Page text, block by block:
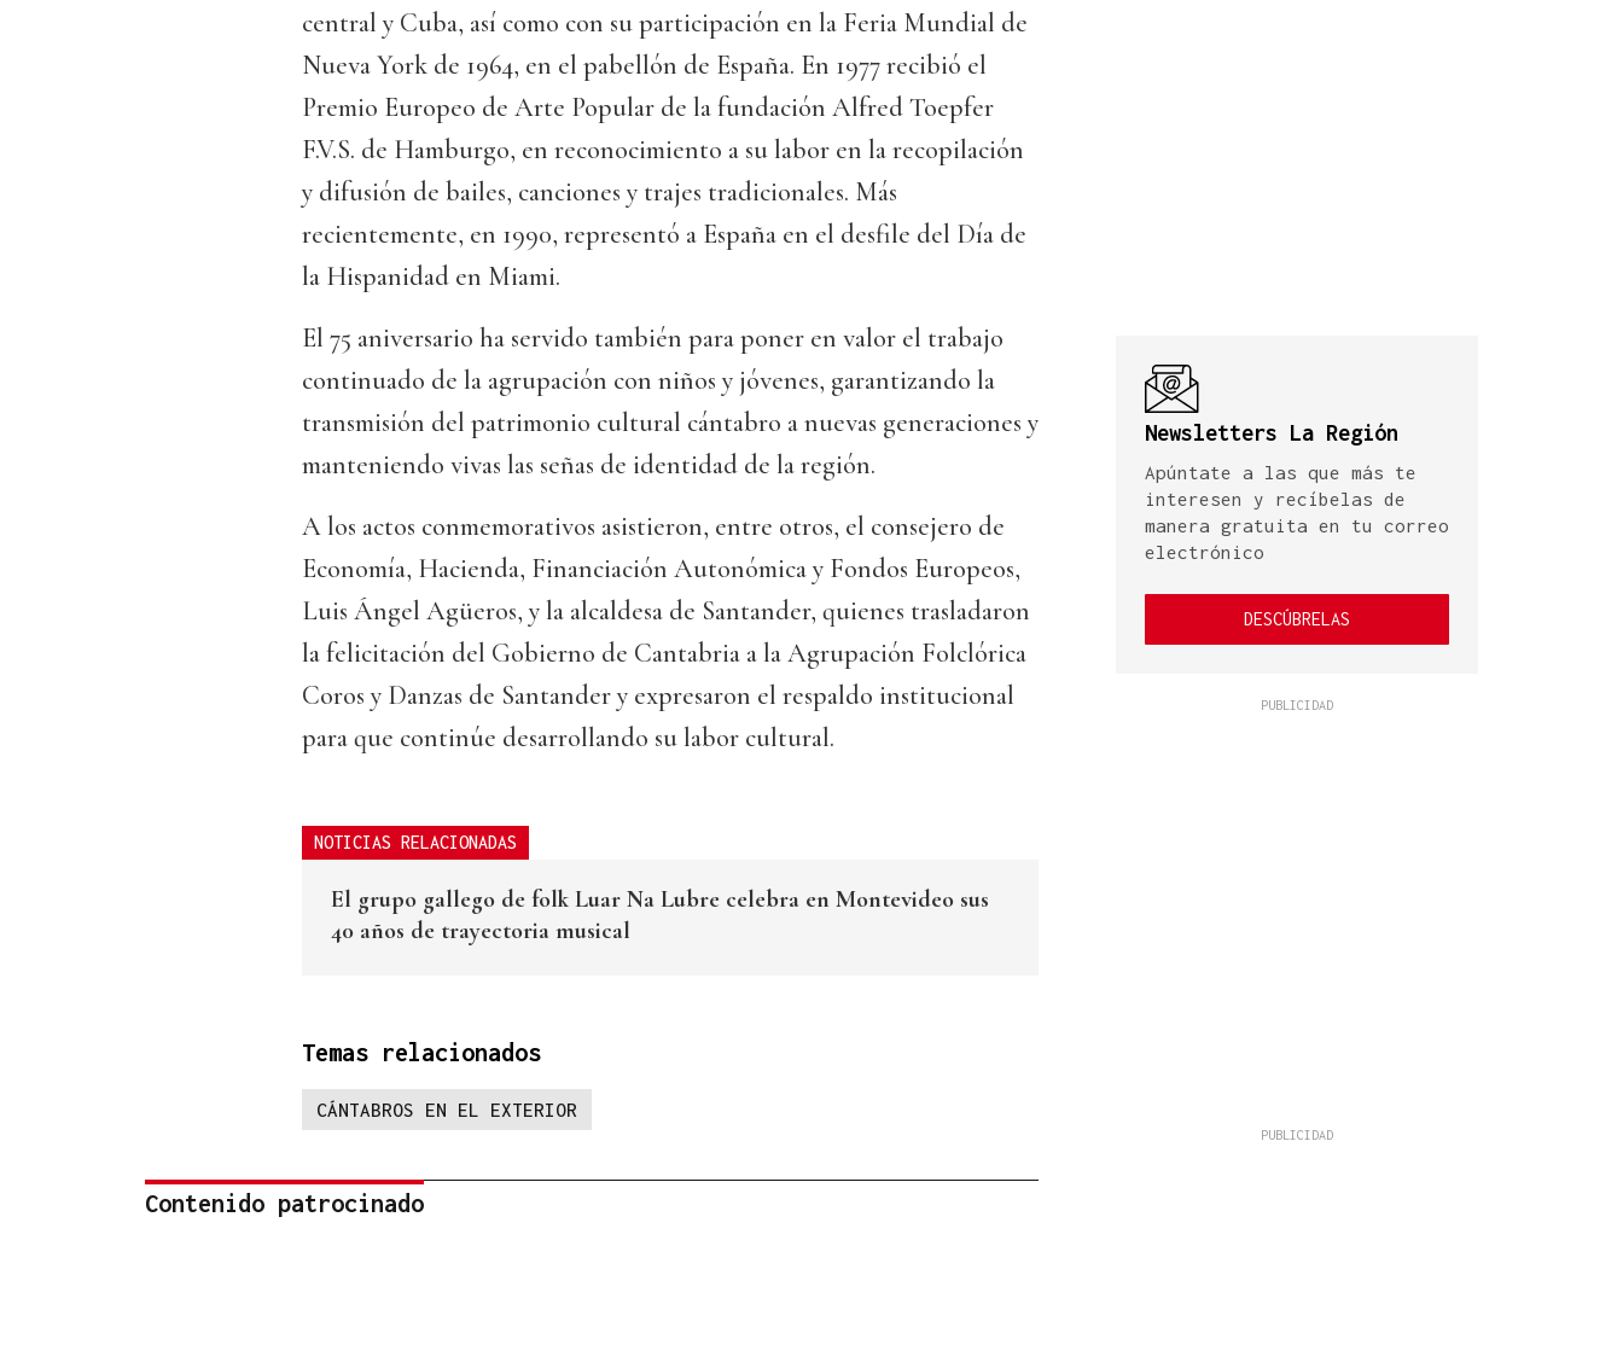
central y Cuba, así como con su participación en la Feria Mundial de
Nueva York de 1964, en el pabellón de España. En 1977 recibió el
Premio Europeo de Arte Popular de la fundación Alfred Toepfer
F.V.S. de Hamburgo, en reconocimiento a su labor en la recopilación
y difusión de bailes, canciones y trajes tradicionales. Más
recientemente, en 1990, representó a España en el desfile del Día de
la Hispanidad en Miami.
El 75 aniversario ha servido también para poner en valor el trabajo
continuado de la agrupación con niños y jóvenes, garantizando la
transmisión del patrimonio cultural cántabro a nuevas generaciones y
manteniendo vivas las señas de identidad de la región.
A los actos conmemorativos asistieron, entre otros, el consejero de
Economía, Hacienda, Financiación Autonómica y Fondos Europeos,
Luis Ángel Agüeros, y la alcaldesa de Santander, quienes trasladaron
la felicitación del Gobierno de Cantabria a la Agrupación Folclórica
Coros y Danzas de Santander y expresaron el respaldo institucional
para que continúe desarrollando su labor cultural.
NOTICIAS RELACIONADAS
El grupo gallego de folk Luar Na Lubre celebra en Montevideo sus
40 años de trayectoria musical
Temas relacionados
CÁNTABROS EN EL EXTERIOR
Contenido patrocinado
Newsletters La Región
Apúntate a las que más te
interesen y recíbelas de
manera gratuita en tu correo
electrónico
DESCÚBRELAS